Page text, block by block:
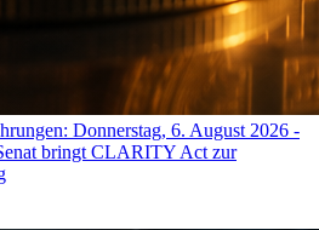
Donnerstag, 6. August 2026 -
bringt CLARITY Act zur